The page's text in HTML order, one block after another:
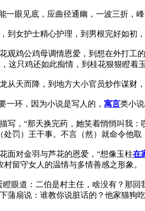
眼见底，应曲径通幽，一波三折，峰
女护士精心护理，到男根完好如初，
鸡公鸡母调情恩爱，到想在外打工的
这只鸡还如此痴情，到桂花狠狠瞪着
天而降，到地方大小官员炒作谋财
环，因为小说是写人的， 寓言类小
，“那天换完药，她笑着悄悄叫我：
罚）王干事。不言（然）就命令他
对金羽与芦花的恩爱，“想像玉柱在
留守女人的温情与多情善感之形象。
道：二伯是村主任，啥没有？那回
蒲扇说：谁教你说脏话的？他家猫狗